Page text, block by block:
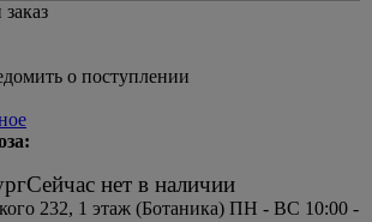
о поступлении
Сейчас нет в наличии
232, 1 этаж (Ботаника) ПН - ВС 10:00 -